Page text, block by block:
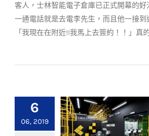
客人，士林智能電子倉庫已正式開幕的
一通電話就是去電李先生，而且他一接到
「我現在在附近!!我馬上去簽約！！」真
6
06, 2019